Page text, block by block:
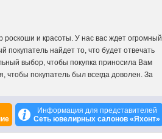
и красоты. У нас вас ждет огромный
найдет то, что будет отвечать
выбор, чтобы покупка приносила Вам
чтобы покупатель был всегда доволен. За
Информация для представителей
Сеть ювелирных салонов «Яхонт»